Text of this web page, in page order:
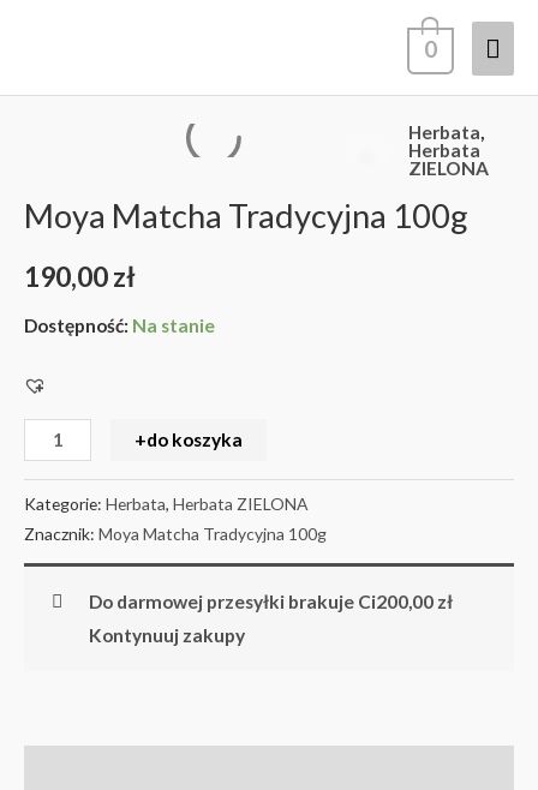
0
Herbata,
Herbata
ZIELONA
Moya Matcha Tradycyjna 100g
190,00zł
Dostępność: Na stanie
Matcha
Tradycyjna
100g
+do koszyka
Kategorie: Herbata, Herbata ZIELONA
Znacznik: Moya Matcha Tradycyjna 100g
Do darmowej przesyłki brakuje Ci200,00 zł
Kontynuuj zakupy